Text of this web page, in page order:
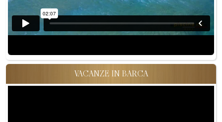
VACANZE IN BARCA